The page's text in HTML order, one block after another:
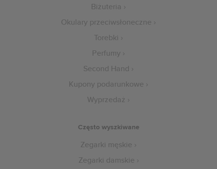
Biżuteria
Okulary przeciwsłoneczne
Torebki
Perfumy
Second Hand
Kupony podarunkowe
Wyprzedaż
Często wyszkiwane
Zegarki męskie
Zegarki damskie